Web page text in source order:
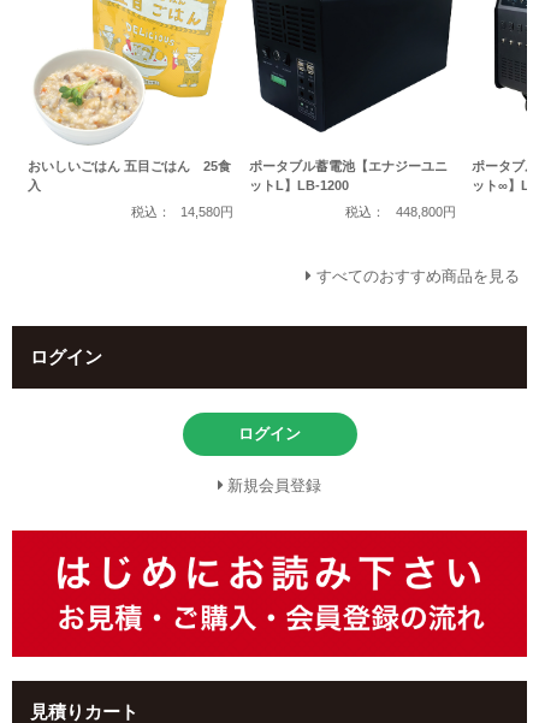
おいしいごはん 五目ごはん 25食
入
税込：
14,580円
ポータブル蓄電池【エナジーユニ
ットL】LB-1200
税込：
448,800円
ポータブ
ット∞】
すべてのおすすめ商品を見る
ログイン
ログイン
新規会員登録
見積りカート